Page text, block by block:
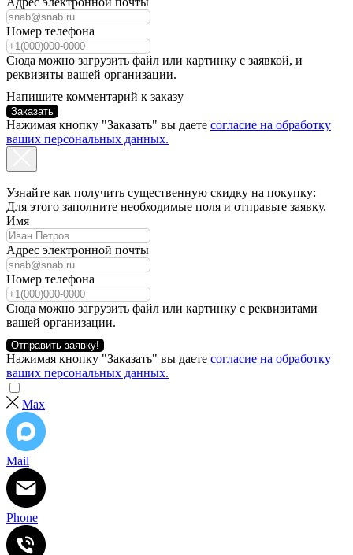
Номер телефона
Сюда можно загрузить файл или картинку с заявкой, и
реквизиты вашей организации.
Напишите комментарий к заказу
Заказать
Нажимая кнопку "Заказать" вы даете согласие на обработку
ваших персональных данных.
Узнайте как получить существенную скидку на покупку:
Для этого заполните необходимые поля и отправьте заявку.
Имя
Адрес электронной почты
Номер телефона
Сюда можно загрузить файл или картинку с реквизитами
вашей организации.
Отправить заявку!
Нажимая кнопку "Заказать" вы даете согласие на обработку
ваших персональных данных.
Max
Mail
Phone